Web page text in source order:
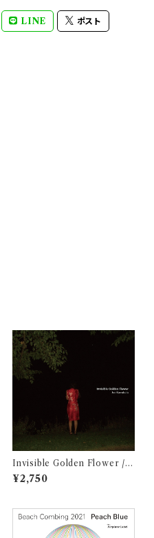
LINE ポスト
Invisible Golden Flower / J
un Kawabata
¥2,750